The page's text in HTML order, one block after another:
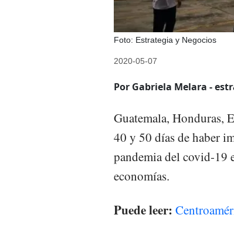
Foto: Estrategia y Negocios
2020-05-07
Por Gabriela Melara -
Guatemala, Honduras,
40 y 50 días de haber
pandemia del covid-19
economías.
Puede leer: